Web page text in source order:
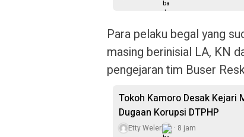
Para pelaku begal yang
masing berinisial LA, KN
pengejaran tim Buser
Tokoh Kamoro Desak Kejari
Dugaan Korupsi DTPHP
Etty Weler 8 jam